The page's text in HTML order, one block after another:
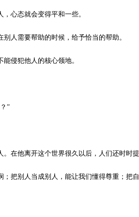
心态就会变得平和一些。
人需要帮助的时候，给予恰当的帮助。
侵犯他人的核心领地。
”
他离开这个世界很久以后，人们还时时提
别人当成别人，能让我们懂得尊重；把